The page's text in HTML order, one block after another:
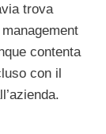
trova
contenta
con il